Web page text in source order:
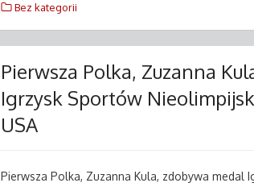
Bez kategorii
Pierwsza Polka, Zuzanna
Igrzysk Sportów
USA
Pierwsza Polka, Zuzanna Kula, zdobywa medal